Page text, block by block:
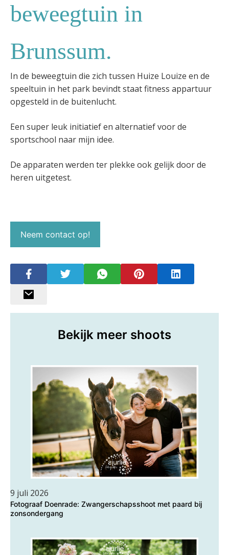
beweegtuin in
Brunssum.
In de beweegtuin die zich tussen Huize Louize en de
speeltuin in het park bevindt staat fitness appartuur
opgesteld in de buitenlucht.
Een super leuk initiatief en alternatief voor de
sportschool naar mijn idee.
De apparaten werden ter plekke ook gelijk door de
heren uitgetest.
Neem contact op!
Bekijk meer shoots
9 juli 2026
Fotograaf Doenrade: Zwangerschapsshoot met paard bij
zonsondergang